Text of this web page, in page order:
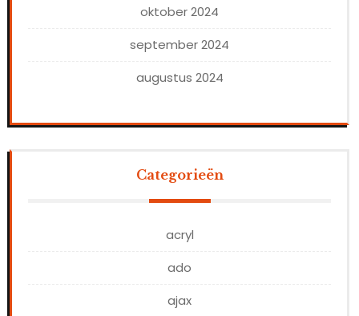
oktober 2024
september 2024
augustus 2024
Categorieën
acryl
ado
ajax